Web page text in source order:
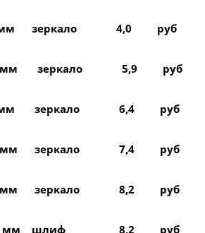
мм зеркало 4,0 руб
мм зеркало 5,9 руб
мм зеркало 6,4 руб
мм зеркало 7,4 руб
мм зеркало 8,2 руб
мм шлиф 8,2 руб